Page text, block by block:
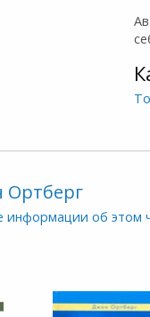
информации об этом